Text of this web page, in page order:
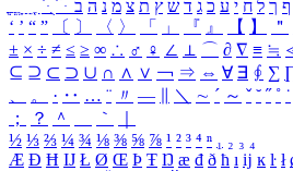
ִֶֹ ֻּ ׁׂ ף ך ל ח י ע כ ג ד ש ץ ת צ מ נ ה ב
‘ ’ “ ” 〔 〕 〈 〉 「 」 『 』 【 】 ＂
± × ÷ ≠ ≤ ≥ ∞ ∴ ♂ ♀ ∠ ⊥ ⌒ ∂ ∇ ≡ ≒
⊆ ⊇ ⊂ ⊃ ∪ ∩ ∧ ∨ ￢ ⇒ ⇔ ∀ ∃ ∮ ∑
、
。 · ‥ … ¨ 〃 ― ＼ ∼ ´ ～ ˇ ˘ ˝ ˚ ˙
；
？ ＾ ｀
½ ⅓ ⅔ ¼ ¾ ⅛ ⅜ ⅝ ⅞ ¹ ² ³ ⁴ ⁿ ₁ ₂ ₃ ₄
Æ Ð Ħ Ĳ Ł Ø Œ Þ Ŧ Ŋ æ đ ð ħ ı ĳ ĸ ŀ ł